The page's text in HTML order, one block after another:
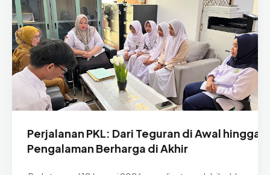
Perjalanan PKL: Dari Teguran di Awal hingga
Pengalaman Berharga di Akhir